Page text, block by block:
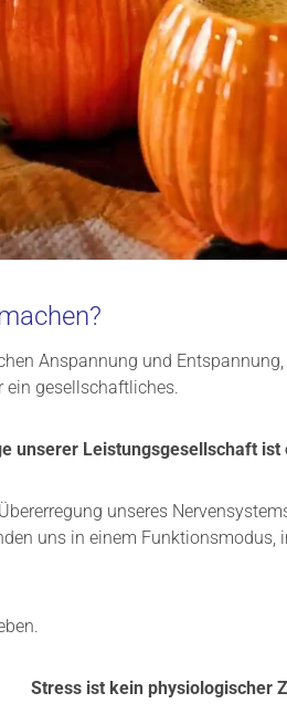
Anspannung und
ein gesellschaftliches.
unserer Leistungsgesellschaft
unseres
uns in einem
Stress ist kein physiologischer